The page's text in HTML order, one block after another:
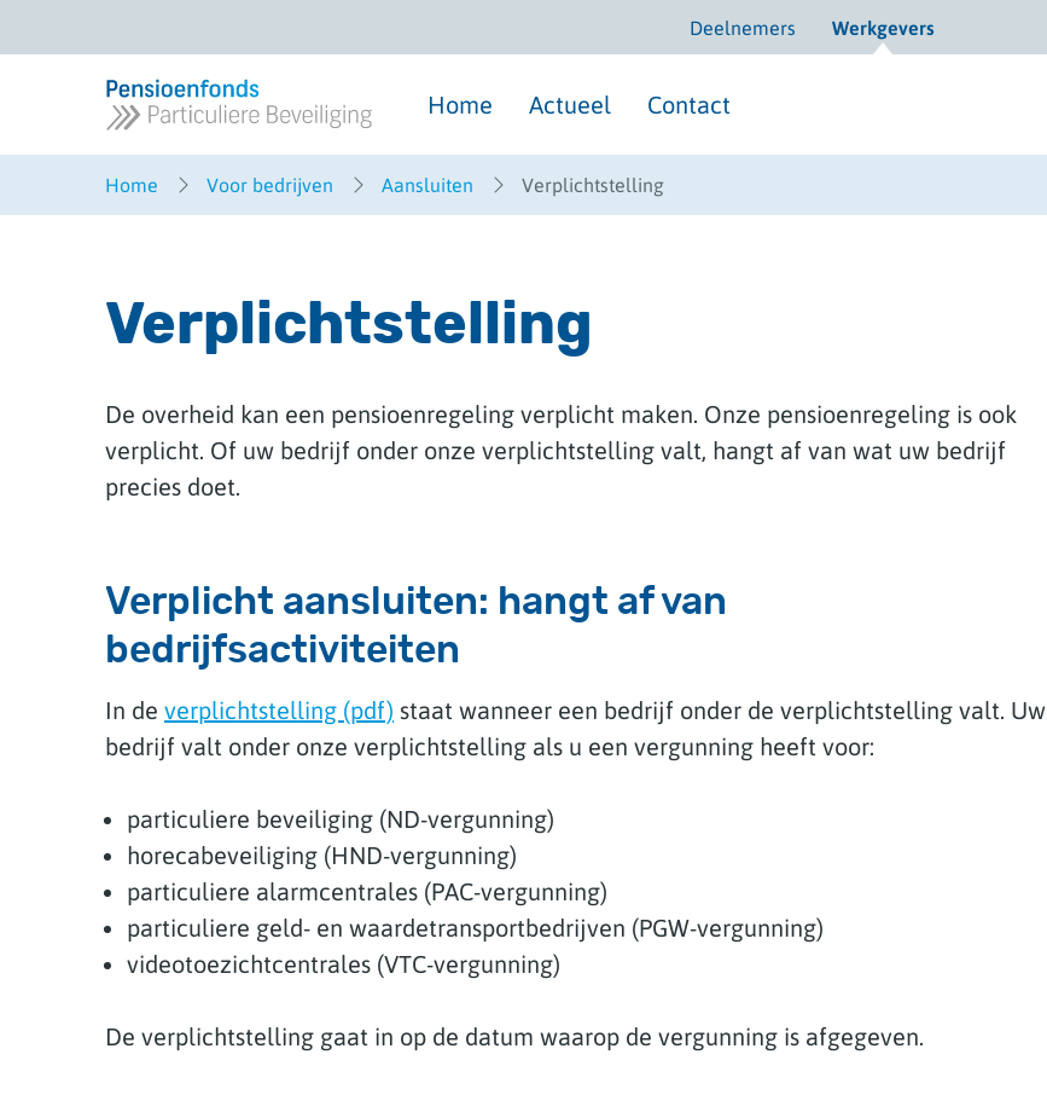
naar
Deelnemers Werkgevers
Home Actueel Contact
Home Voor bedrijven Aansluiten Verplichtstelling
Verplichtstelling
De overheid kan een pensioenregeling verplicht maken. Onze pensioenregeling is ook
verplicht. Of uw bedrijf onder onze verplichtstelling valt, hangt af van wat uw bedrijf
precies doet.
Verplicht aansluiten: hangt af van
bedrijfsactiviteiten
In de verplichtstelling (pdf) staat wanneer een bedrijf onder de verplichtstelling valt. Uw
bedrijf valt onder onze verplichtstelling als u een vergunning heeft voor:
particuliere beveiliging (ND-vergunning)
horecabeveiliging (HND-vergunning)
particuliere alarmcentrales (PAC-vergunning)
particuliere geld- en waardetransportbedrijven (PGW-vergunning)
videotoezichtcentrales (VTC-vergunning)
De verplichtstelling gaat in op de datum waarop de vergunning is afgegeven.